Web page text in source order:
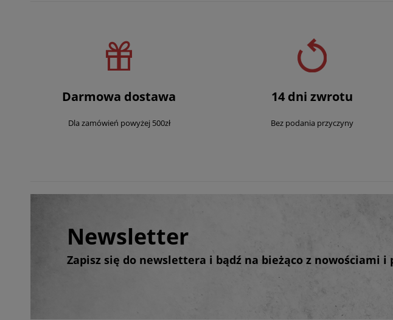
Darmowa dostawa
Dla zamówień powyżej 500zł
14 dni zwrotu
Bez podania przyczyny
Newsletter
Zapisz się do newslettera i bądź na bieżąco z nowościami i